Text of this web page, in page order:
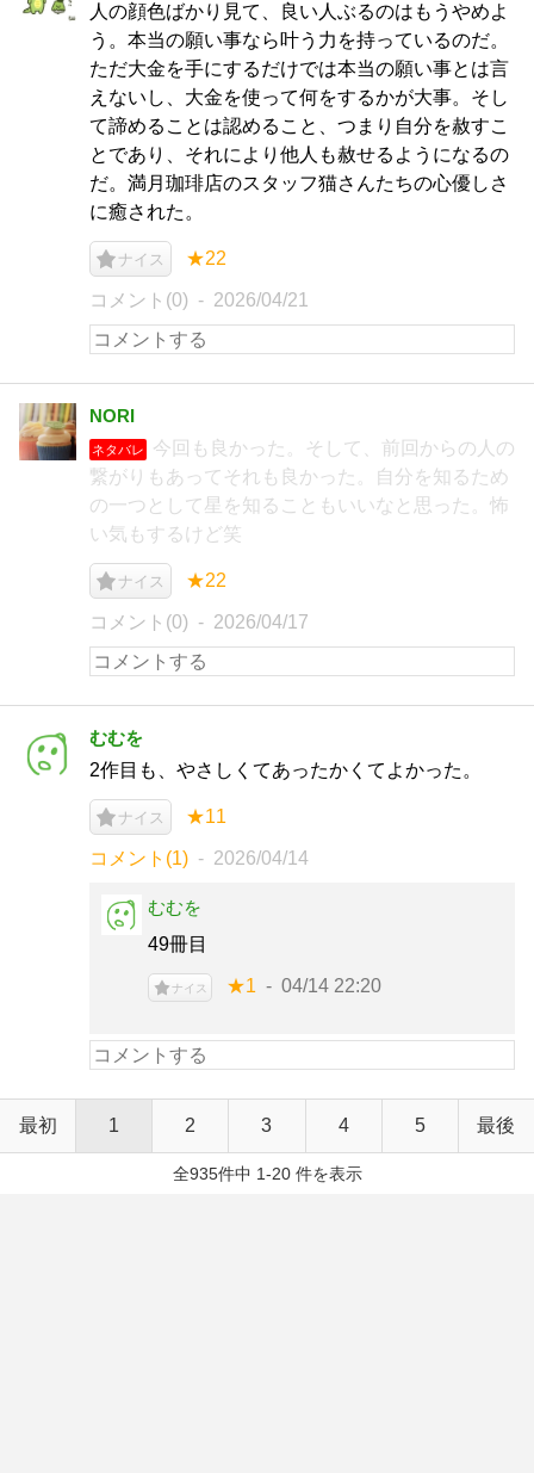
人の顔色ばかり見て、良い人ぶるのはもうやめよ
う。本当の願い事なら叶う力を持っているのだ。
ただ大金を手にするだけでは本当の願い事とは言
えないし、大金を使って何をするかが大事。そし
て諦めることは認めること、つまり自分を赦すこ
とであり、それにより他人も赦せるようになるの
だ。満月珈琲店のスタッフ猫さんたちの心優しさ
に癒された。
ナイス ★22
コメント(0) 2026/04/21
NORI
ネタバレ
今回も良かった。そして、前回からの人の
繋がりもあってそれも良かった。自分を知るため
の一つとして星を知ることもいいなと思った。怖
い気もするけど笑
ナイス ★22
コメント(0) 2026/04/17
むむを
2作目も、やさしくてあったかくてよかった。
ナイス ★11
コメント(1) 2026/04/14
むむを
49冊目
ナイス ★1 04/14 22:20
最初 1 2 3 4 5 最後
全935件中 1-20 件を表示